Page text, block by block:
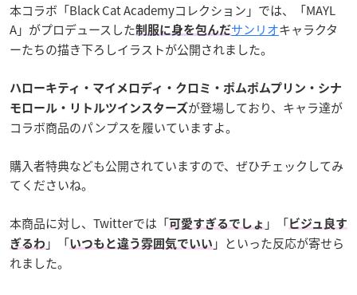
本コラボ「Black Cat Academyコレクション」では、「MAYL
A」がプロデュースした制服に身を包んだサンリオキャラクタ
ーたちの描き下ろしイラストが公開されました。
ハローキティ・マイメロディ・クロミ・ポムポムプリン・シナ
モロール・リトルツインスターズ が登場しており、キャラ達が
コラボ商品のパンプスを履いていますよ。
購入者特典なども公開されていますので、ぜひチェックしてみ
てくださいね。
本商品に対し、Twitterでは「可愛すぎるでしょ 」「 ビジュ良す
ぎるわ 」「いつもと違う雰囲気でいい 」といった反応が寄せら
れました。